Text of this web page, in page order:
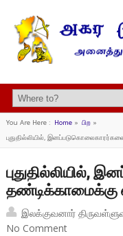
You Are Here : Home» பிற»
புதுதில்லியில்,
புதுதில்லியில்,
இலக்குவனார்
No Comment